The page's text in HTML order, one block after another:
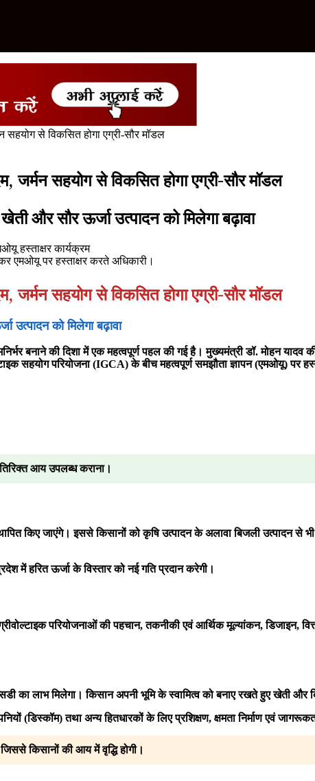
से विकसित होगा एग्री-सौर मॉडल
सहयोग से विकसित होगा एग्री-सौर मॉडल
और सौर ऊर्जा उत्पादन को मिलेगा बढ़ावा
एमओयू पर हस्ताक्षर करते अधिकारी।
सहयोग से विकसित होगा एग्री-सौर मॉडल
उत्पादन को मिलेगा बढ़ावा
बनाने की दिशा में एक महत्वपूर्ण पहल की गई है। मुख्यमंत्री डॉ. मोहन यादव
सहयोग परियोजना (IGCA) के बीच महत्वपूर्ण समझौता ज्ञापन (एमओयू) पर
आय उपलब्ध कराना।
किए जाएंगे। इससे किसानों को कृषि उत्पादन के अलावा बिजली उत्पादन से
में हरित ऊर्जा के विस्तार को नई गति प्रदान करेगी।
परियोजनाओं की पहचान, तकनीकी एवं आर्थिक मूल्यांकन, डिजाइन,
का लाभ मिलेगा। किसान अपनी भूमि के स्वामित्व को बनाए रखते हुए खेती और
(डिस्कॉम) तथा अन्य हितधारकों के लिए प्रशिक्षण, क्षमता निर्माण एवं
किसानों की आय में वृद्धि होगी।